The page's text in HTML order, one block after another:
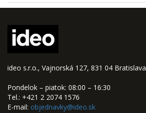
ideo s.r.o., Vajnorská 127, 831 04 Bratislava
Pondelok – piatok: 08:00 – 16:30
Tel.: +421 2 2074 1576
E-mail: objednavky@ideo.sk